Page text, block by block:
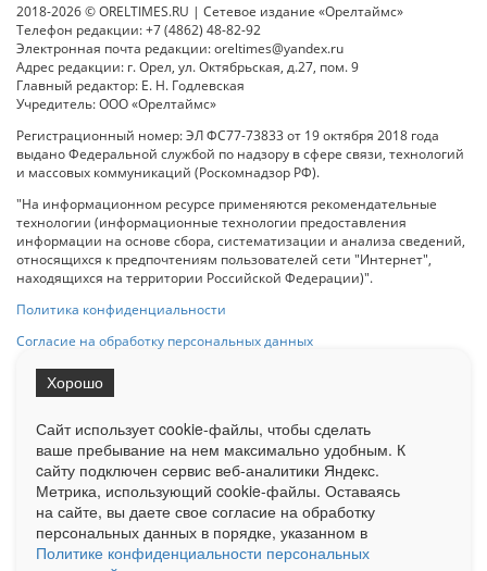
2018-2026 © ORELTIMES.RU | Сетевое издание «Орелтаймс»
Телефон редакции: +7 (4862) 48-82-92
Электронная почта редакции: oreltimes@yandex.ru
Адрес редакции: г. Орел, ул. Октябрьская, д.27, пом. 9
Главный редактор: Е. Н. Годлевская
Учредитель: ООО «Орелтаймс»
Регистрационный номер: ЭЛ ФС77-73833 от 19 октября 2018 года
выдано Федеральной службой по надзору в сфере связи, технологий
и массовых коммуникаций (Роскомнадзор РФ).
"На информационном ресурсе применяются рекомендательные
технологии (информационные технологии предоставления
информации на основе сбора, систематизации и анализа сведений,
относящихся к предпочтениям пользователей сети "Интернет",
находящихся на территории Российской Федерации)".
Политика конфиденциальности
Согласие на обработку персональных данных
на Сетевое издание «ОрелТаймс» обязательна.
Ограниченная статистика посещаемости доступна на сайте
Liveinternet.ru . Подробная статистика для рекламодателей по запросу
у менеджера.
Реклама Документы О нас Контакты
Сайт использует cookie-файлы, чтобы сделать
ваше пребывание на нем максимально удобным. К
cайту подключен сервис веб-аналитики Яндекс.
Метрика, использующий cookie-файлы. Оставаясь
на сайте, вы даете свое согласие на обработку
персональных данных в порядке, указанном в
Политике конфиденциальности персональных
Хорошо